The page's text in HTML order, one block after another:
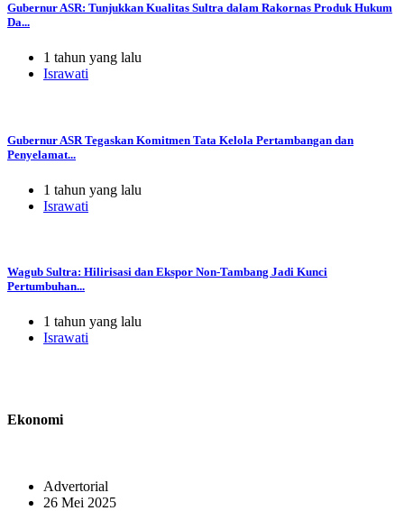
Gubernur ASR: Tunjukkan Kualitas Sultra dalam Rakornas Produk Hukum
Da...
1 tahun yang lalu
Israwati
Gubernur ASR Tegaskan Komitmen Tata Kelola Pertambangan dan
Penyelamat...
1 tahun yang lalu
Israwati
Wagub Sultra: Hilirisasi dan Ekspor Non-Tambang Jadi Kunci
Pertumbuhan...
1 tahun yang lalu
Israwati
Ekonomi
Advertorial
26 Mei 2025